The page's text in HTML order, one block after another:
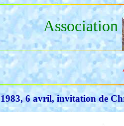
Association
1983, 6 avril, invitation de